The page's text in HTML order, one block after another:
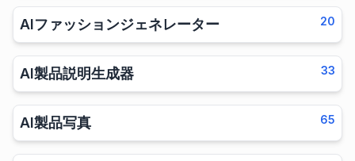
AIファッションジェネレーター 20
AI製品説明生成器 33
AI製品写真 65